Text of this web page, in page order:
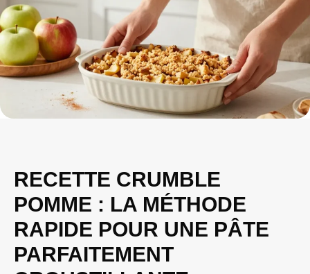
RECETTE CRUMBLE
POMME : LA MÉTHODE
RAPIDE POUR UNE PÂTE
PARFAITEMENT